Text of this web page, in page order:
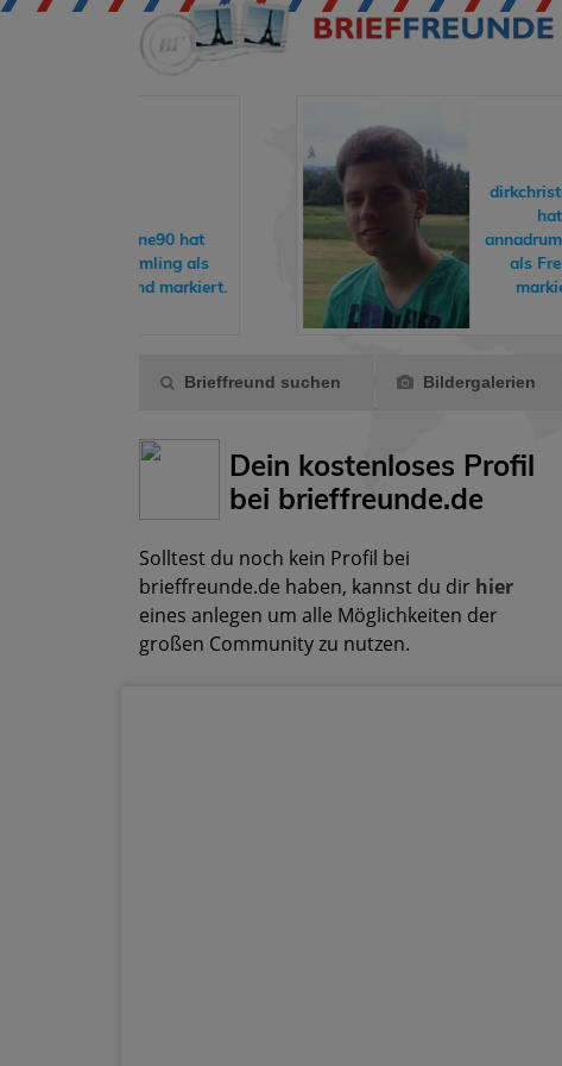
dirkchristoph93
hat
annadrummerkid
als Freund
markiert.
Brieffreund suchen Bildergalerien
Dein kostenloses Profil
bei brieffreunde.de
Solltest du noch kein Profil bei
brieffreunde.de haben, kannst du dir hier
eines anlegen um alle Möglichkeiten der
großen Community zu nutzen.